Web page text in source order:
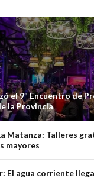
el 9º Encuentro de
la Provincia
Matanza: Talleres
mayores
El agua corriente